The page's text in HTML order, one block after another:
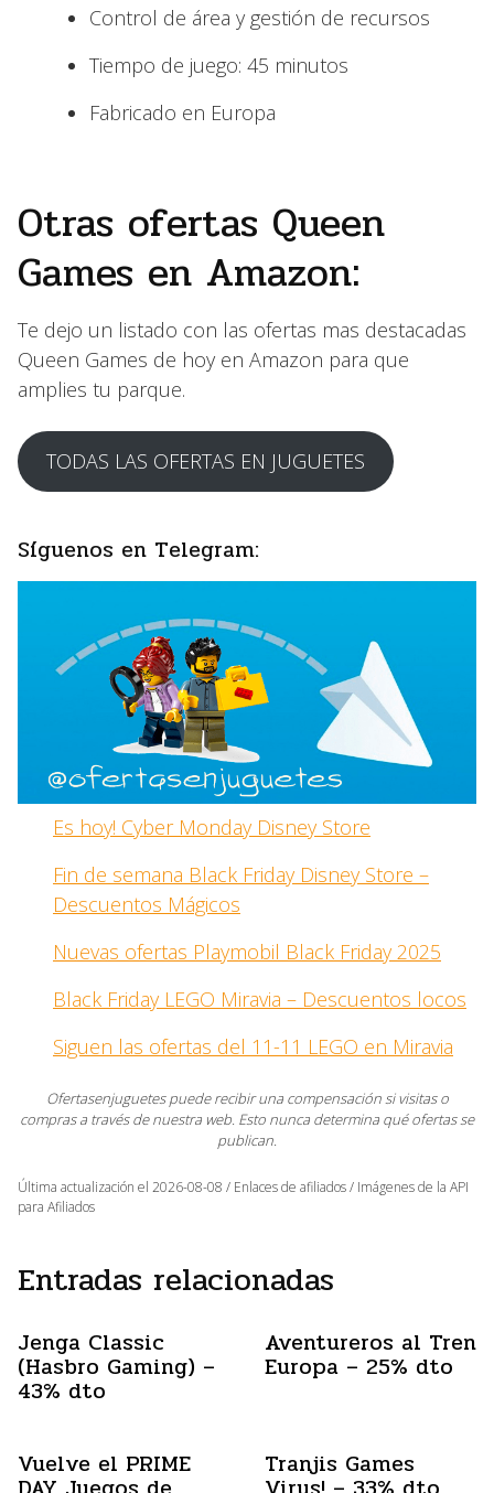
Control de área y gestión de recursos
Tiempo de juego: 45 minutos
Fabricado en Europa
Otras ofertas Queen
Games en Amazon:
Te dejo un listado con las ofertas mas destacadas
Queen Games de hoy en Amazon para que
amplies tu parque.
TODAS LAS OFERTAS EN JUGUETES
Síguenos en Telegram:
Es hoy! Cyber Monday Disney Store
Fin de semana Black Friday Disney Store –
Descuentos Mágicos
Nuevas ofertas Playmobil Black Friday 2025
Black Friday LEGO Miravia – Descuentos locos
Siguen las ofertas del 11-11 LEGO en Miravia
Ofertasenjuguetes puede recibir una compensación si visitas o
compras a través de nuestra web. Esto nunca determina qué ofertas se
publican.
Última actualización el 2026-08-08 / Enlaces de afiliados / Imágenes de la API
para Afiliados
Entradas relacionadas
Jenga Classic
(Hasbro Gaming) –
43% dto
Aventureros al Tren
Europa – 25% dto
Vuelve el PRIME Tranjis Games